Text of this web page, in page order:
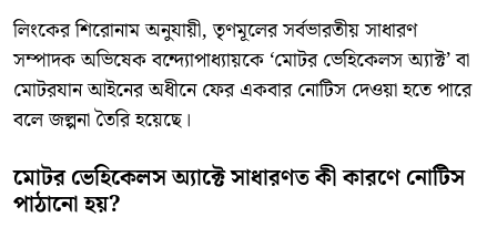
​লিংকের শিরোনাম অনুযায়ী, তৃণমূলের সর্বভারতীয় সাধারণ
সম্পাদক অভিষেক বন্দ্যোপাধ্যায়কে ‘মোটর ভেহিকেলস অ্যাক্ট’ বা
মোটরযান আইনের অধীনে ফের একবার নোটিস দেওয়া হতে পারে
বলে জল্পনা তৈরি হয়েছে।
​মোটর ভেহিকেলস অ্যাক্টে সাধারণত কী কারণে নোটিস
পাঠানো হয়?